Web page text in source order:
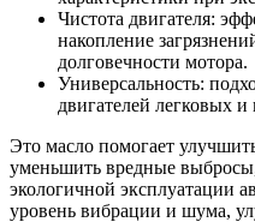
Чистота двигателя:
накопление
долговечности мотора.
Универсальность:
двигателей легковых
Это масло помогает
уменьшить вредные выбросы,
экологичной эксплуатации
уровень вибрации и шума,